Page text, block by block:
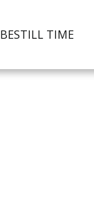
BESTILL TIME